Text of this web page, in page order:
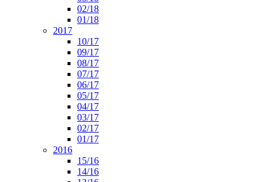
02/18
01/18
2017
10/17
09/17
08/17
07/17
06/17
05/17
04/17
03/17
02/17
01/17
2016
15/16
14/16